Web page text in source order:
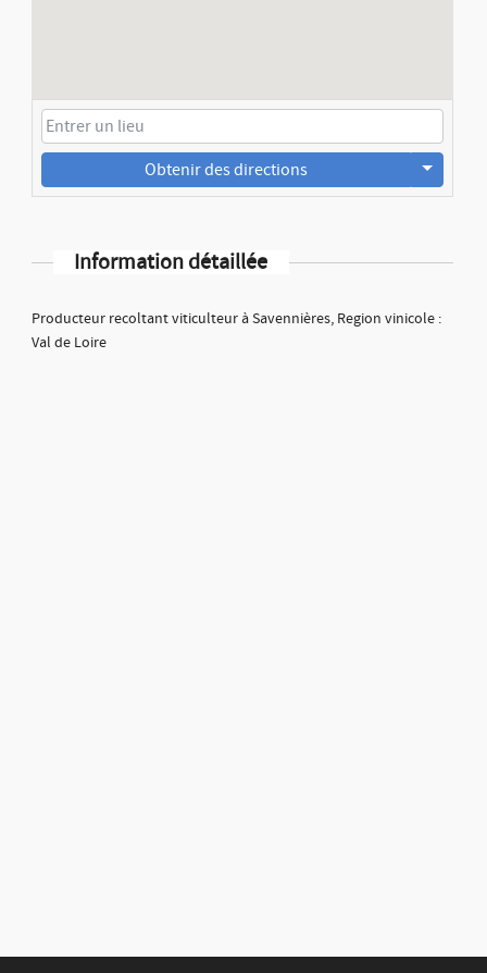
Obtenir des directions
Information détaillée
Producteur recoltant viticulteur à Savennières, Region vinicole :
Val de Loire